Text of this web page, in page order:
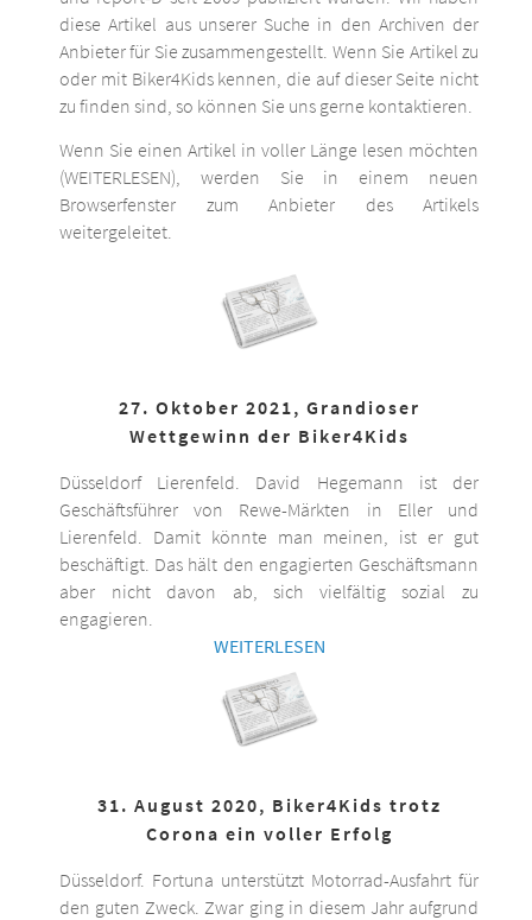
diese Artikel aus unserer Suche in den Archiven der
Anbieter für Sie zusammengestellt. Wenn Sie Artikel zu
oder mit Biker4Kids kennen, die auf dieser Seite nicht
zu finden sind, so können Sie uns gerne kontaktieren.
Wenn Sie einen Artikel in voller Länge lesen möchten
(WEITERLESEN), werden Sie in einem neuen
Browserfenster zum Anbieter des Artikels
weitergeleitet.
27. Oktober 2021, Grandioser
Wettgewinn der Biker4Kids
Düsseldorf Lierenfeld. David Hegemann ist der
Geschäftsführer von Rewe-Märkten in Eller und
Lierenfeld. Damit könnte man meinen, ist er gut
beschäftigt. Das hält den engagierten Geschäftsmann
aber nicht davon ab, sich vielfältig sozial zu
engagieren.
WEITERLESEN
31. August 2020, Biker4Kids trotz
Corona ein voller Erfolg
Düsseldorf. Fortuna unterstützt Motorrad-Ausfahrt für
den guten Zweck. Zwar ging in diesem Jahr aufgrund